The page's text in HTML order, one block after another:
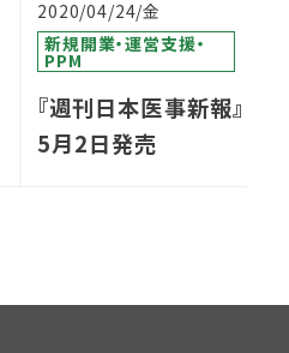
2020/04/24/金
新規開業・運営支援・
PPM
『週刊日本医事新報』
5月2日発売